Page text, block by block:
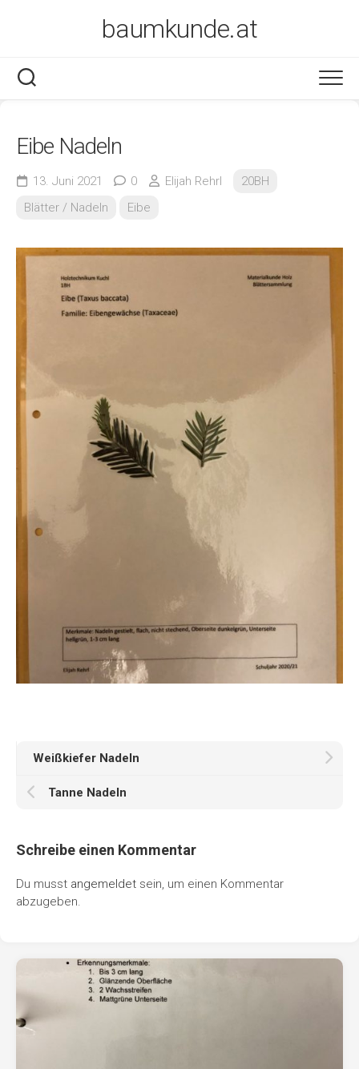
baumkunde.at
Eibe Nadeln
13. Juni 2021 0 Elijah Rehrl
20BH
Blätter / Nadeln
Eibe
Weißkiefer Nadeln
Tanne Nadeln
Schreibe einen Kommentar
Du musst angemeldet sein, um einen Kommentar
abzugeben.